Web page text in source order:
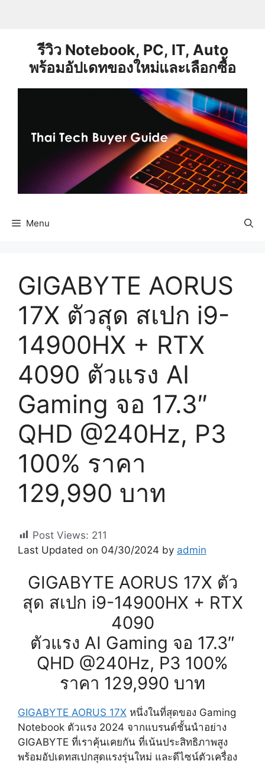
รีวิว Notebook, PC, IT, Auto
พร้อมอัปเดทของใหม่และเลือกซื้อ
Menu
GIGABYTE AORUS
17X ตัวสุด สเปก i9-
14900HX + RTX
4090 ตัวแรง AI
Gaming จอ 17.3″
QHD @240Hz, P3
100% ราคา
129,990 บาท
Post Views: 211
Last Updated on 04/30/2024 by admin
GIGABYTE AORUS 17X ตัว
สุด สเปก i9-14900HX + RTX
4090
ตัวแรง AI Gaming จอ 17.3″
QHD @240Hz, P3 100%
ราคา 129,990 บาท
GIGABYTE AORUS 17X หนึ่งในที่สุดของ Gaming
Notebook ตัวแรง 2024 จากแบรนด์ชั้นนำอย่าง
GIGABYTE ที่เราคุ้นเคยกัน ที่เน้นประสิทธิภาพสูง
พร้อมอัปเดทสเปกสุดแรงรุ่นใหม่ และดีไซน์ตัวเครื่อง